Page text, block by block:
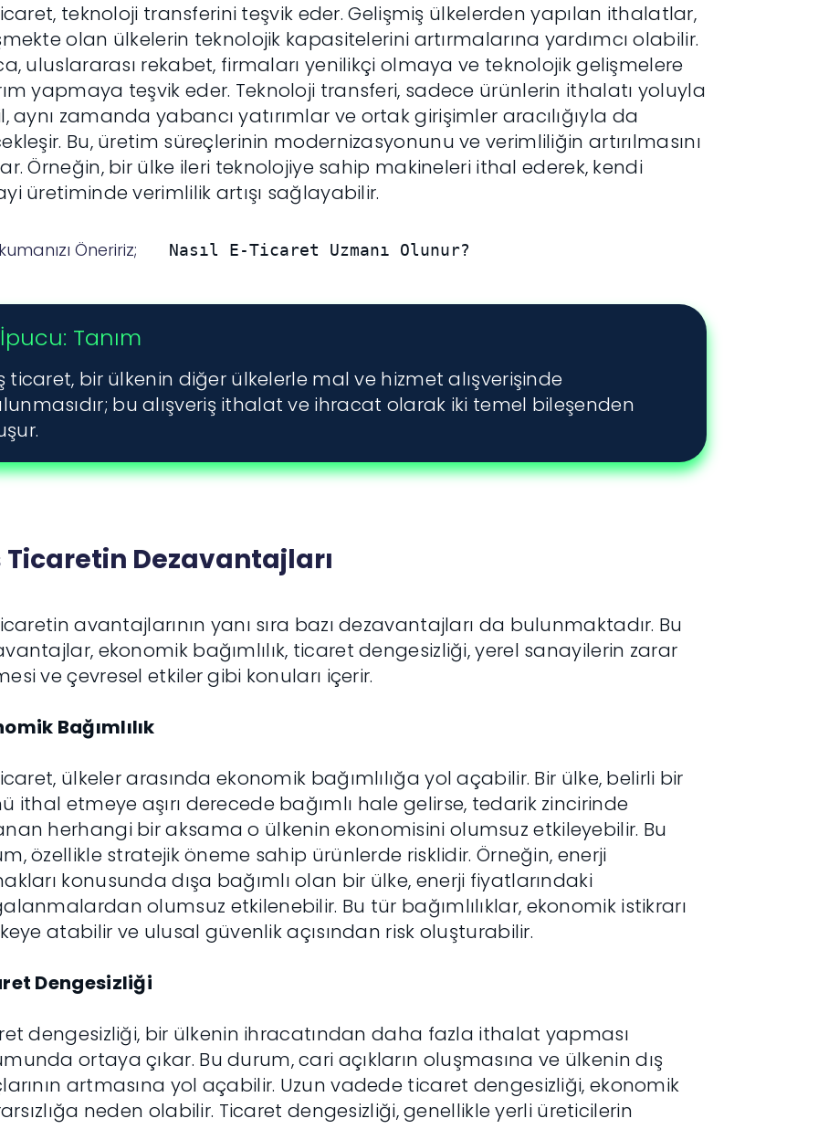
teknoloji transferini teşvik eder. Gelişmiş ülkelerden yapılan ithalatlar,
olan ülkelerin teknolojik kapasitelerini artırmalarına yardımcı olabilir.
uluslararası rekabet, firmaları yenilikçi olmaya ve teknolojik gelişmelere
yapmaya teşvik eder. Teknoloji transferi, sadece ürünlerin ithalatı yoluyla
aynı zamanda yabancı yatırımlar ve ortak girişimler aracılığıyla da
Bu, üretim süreçlerinin modernizasyonunu ve verimliliğin artırılmasını
Örneğin, bir ülke ileri teknolojiye sahip makineleri ithal ederek, kendi
üretiminde verimlilik artışı sağlayabilir.
Öneririz; Nasıl E-Ticaret Uzmanı Olunur?
İpucu: Tanım
ticaret, bir ülkenin diğer ülkelerle mal ve hizmet alışverişinde
bu alışveriş ithalat ve ihracat olarak iki temel bileşenden
Ticaretin Dezavantajları
avantajlarının yanı sıra bazı dezavantajları da bulunmaktadır. Bu
ekonomik bağımlılık, ticaret dengesizliği, yerel sanayilerin zarar
ve çevresel etkiler gibi konuları içerir.
Bağımlılık
ülkeler arasında ekonomik bağımlılığa yol açabilir. Bir ülke, belirli bir
ithal etmeye aşırı derecede bağımlı hale gelirse, tedarik zincirinde
herhangi bir aksama o ülkenin ekonomisini olumsuz etkileyebilir. Bu
özellikle stratejik öneme sahip ürünlerde risklidir. Örneğin, enerji
konusunda dışa bağımlı olan bir ülke, enerji fiyatlarındaki
olumsuz etkilenebilir. Bu tür bağımlılıklar, ekonomik istikrarı
atabilir ve ulusal güvenlik açısından risk oluşturabilir.
Dengesizliği
dengesizliği, bir ülkenin ihracatından daha fazla ithalat yapması
ortaya çıkar. Bu durum, cari açıkların oluşmasına ve ülkenin dış
artmasına yol açabilir. Uzun vadede ticaret dengesizliği, ekonomik
neden olabilir. Ticaret dengesizliği, genellikle yerli üreticilerin